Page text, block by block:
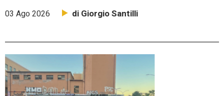
03 Ago 2026 di Giorgio Santilli